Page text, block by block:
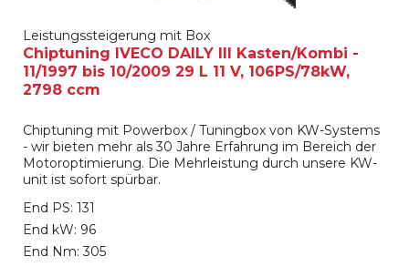
Leistungssteigerung mit Box
Chiptuning IVECO DAILY III Kasten/Kombi -
11/1997 bis 10/2009 29 L 11 V, 106PS/78kW,
2798 ccm
Chiptuning mit Powerbox / Tuningbox von KW-Systems
- wir bieten mehr als 30 Jahre Erfahrung im Bereich der
Motoroptimierung. Die Mehrleistung durch unsere KW-
unit ist sofort spürbar.
End PS: 131
End kW: 96
End Nm: 305